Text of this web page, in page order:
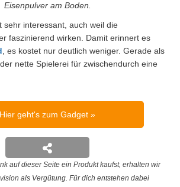
Eisenpulver am Boden.
sehr interessant, auch weil die
faszinierend wirken. Damit erinnert es
, es kostet nur deutlich weniger. Gerade als
nette Spielerei für zwischendurch eine
Hier geht's zum Gadget
auf dieser Seite ein Produkt kaufst, erhalten wir
als Vergütung. Für dich entstehen dabei